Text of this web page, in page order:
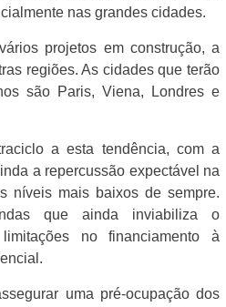
nas grandes cidades.
projetos em construção, a
regiões. As cidades que terão
são Paris, Viena, Londres e
a esta tendência, com a
a repercussão expectável na
níveis mais baixos de sempre.
que ainda inviabiliza o
no financiamento à
uma pré-ocupação dos